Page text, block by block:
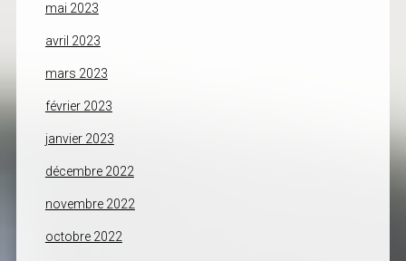
mai 2023
avril 2023
mars 2023
février 2023
janvier 2023
décembre 2022
novembre 2022
octobre 2022